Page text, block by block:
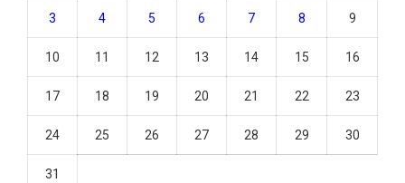
3 4 5 6 7 8 9
10 11 12 13 14 15 16
17 18 19 20 21 22 23
24 25 26 27 28 29 30
31